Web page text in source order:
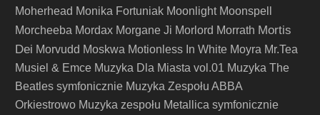
Moherhead Monika Fortuniak Moonlight Moonspell
Morcheeba Mordax Morgane Ji Morlord Morrath Mortis
Dei Morvudd Moskwa Motionless In White Moyra Mr.Tea
Musiel & Emce Muzyka Dla Miasta vol.01 Muzyka The
Beatles symfonicznie Muzyka Zespołu ABBA
Orkiestrowo Muzyka zespołu Metallica symfonicznie